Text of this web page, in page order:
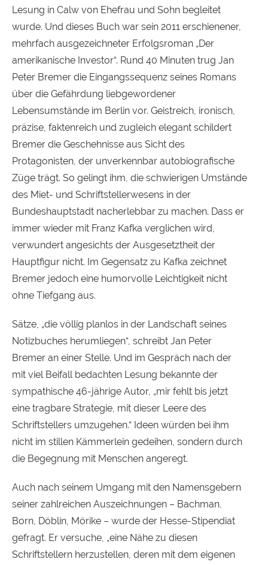
Lesung in Calw von Ehefrau und Sohn begleitet
wurde. Und dieses Buch war sein 2011 erschienener,
mehrfach ausgezeichneter Erfolgsroman „Der
amerikanische Investor“. Rund 40 Minuten trug Jan
Peter Bremer die Eingangssequenz seines Romans
über die Gefährdung liebgewordener
Lebensumstände im Berlin vor. Geistreich, ironisch,
präzise, faktenreich und zugleich elegant schildert
Bremer die Geschehnisse aus Sicht des
Protagonisten, der unverkennbar autobiografische
Züge trägt. So gelingt ihm, die schwierigen Umstände
des Miet- und Schriftstellerwesens in der
Bundeshauptstadt nacherlebbar zu machen. Dass er
immer wieder mit Franz Kafka verglichen wird,
verwundert angesichts der Ausgesetztheit der
Hauptfigur nicht. Im Gegensatz zu Kafka zeichnet
Bremer jedoch eine humorvolle Leichtigkeit nicht
ohne Tiefgang aus.
Sätze, „die völlig planlos in der Landschaft seines
Notizbuches herumliegen“, schreibt Jan Peter
Bremer an einer Stelle. Und im Gespräch nach der
mit viel Beifall bedachten Lesung bekannte der
sympathische 46-jährige Autor, „mir fehlt bis jetzt
eine tragbare Strategie, mit dieser Leere des
Schriftstellers umzugehen.“ Ideen würden bei ihm
nicht im stillen Kämmerlein gedeihen, sondern durch
die Begegnung mit Menschen angeregt.
Auch nach seinem Umgang mit den Namensgebern
seiner zahlreichen Auszeichnungen – Bachman,
Born, Döblin, Mörike – wurde der Hesse-Stipendiat
gefragt. Er versuche, „eine Nähe zu diesen
Schriftstellern herzustellen, deren mit dem eigenen